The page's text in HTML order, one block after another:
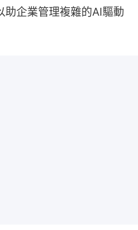
助企業管理複雜的AI驅動